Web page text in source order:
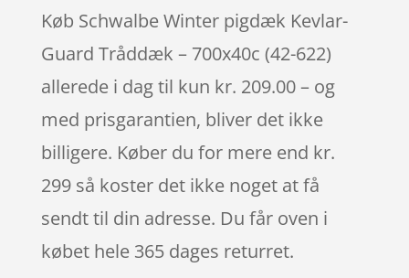
Køb Schwalbe Winter pigdæk Kevlar-
Guard Tråddæk – 700x40c (42-622)
allerede i dag til kun kr. 209.00 – og
med prisgarantien, bliver det ikke
billigere. Køber du for mere end kr.
299 så koster det ikke noget at få
sendt til din adresse. Du får oven i
købet hele 365 dages returret.